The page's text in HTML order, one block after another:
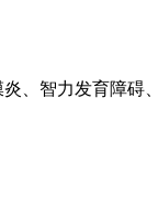
、智力发育障碍